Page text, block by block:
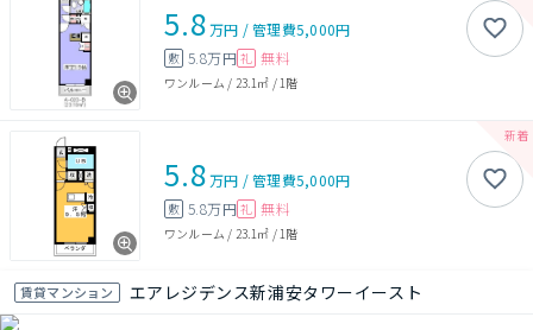
5.8万円 /管理費5,000円
敷 5.8万円 礼 無料
ワンルーム / 23.1㎡ / 1階
5.8万円 /管理費5,000円
敷 5.8万円 礼 無料
ワンルーム / 23.1㎡ / 1階
賃貸マンション エアレジデンス新浦安タワーイースト